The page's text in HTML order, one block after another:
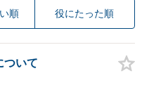
順 役にたった順
ついて